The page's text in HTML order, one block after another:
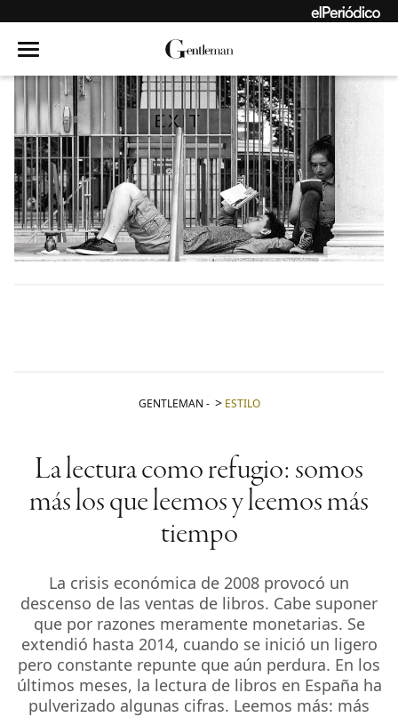
GENTLEMAN - ESTILO
La lectura como refugio: somos
más los que leemos y leemos más
tiempo
La crisis económica de 2008 provocó un
descenso de las ventas de libros. Cabe suponer
que por razones meramente monetarias. Se
extendió hasta 2014, cuando se inició un ligero
pero constante repunte que aún perdura. En los
últimos meses, la lectura de libros en España ha
pulverizado algunas cifras. Leemos más: más